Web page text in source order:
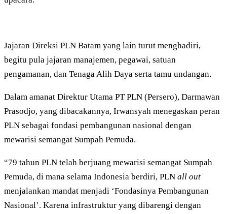
Jajaran Direksi PLN Batam yang lain turut menghadiri,
begitu pula jajaran manajemen, pegawai, satuan
pengamanan, dan Tenaga Alih Daya serta tamu undangan.
Dalam amanat Direktur Utama PT PLN (Persero), Darmawan
Prasodjo, yang dibacakannya, Irwansyah menegaskan peran
PLN sebagai fondasi pembangunan nasional dengan
mewarisi semangat Sumpah Pemuda.
“79 tahun PLN telah berjuang mewarisi semangat Sumpah
Pemuda, di mana selama Indonesia berdiri, PLN all out
menjalankan mandat menjadi ‘Fondasinya Pembangunan
Nasional’. Karena infrastruktur yang dibarengi dengan